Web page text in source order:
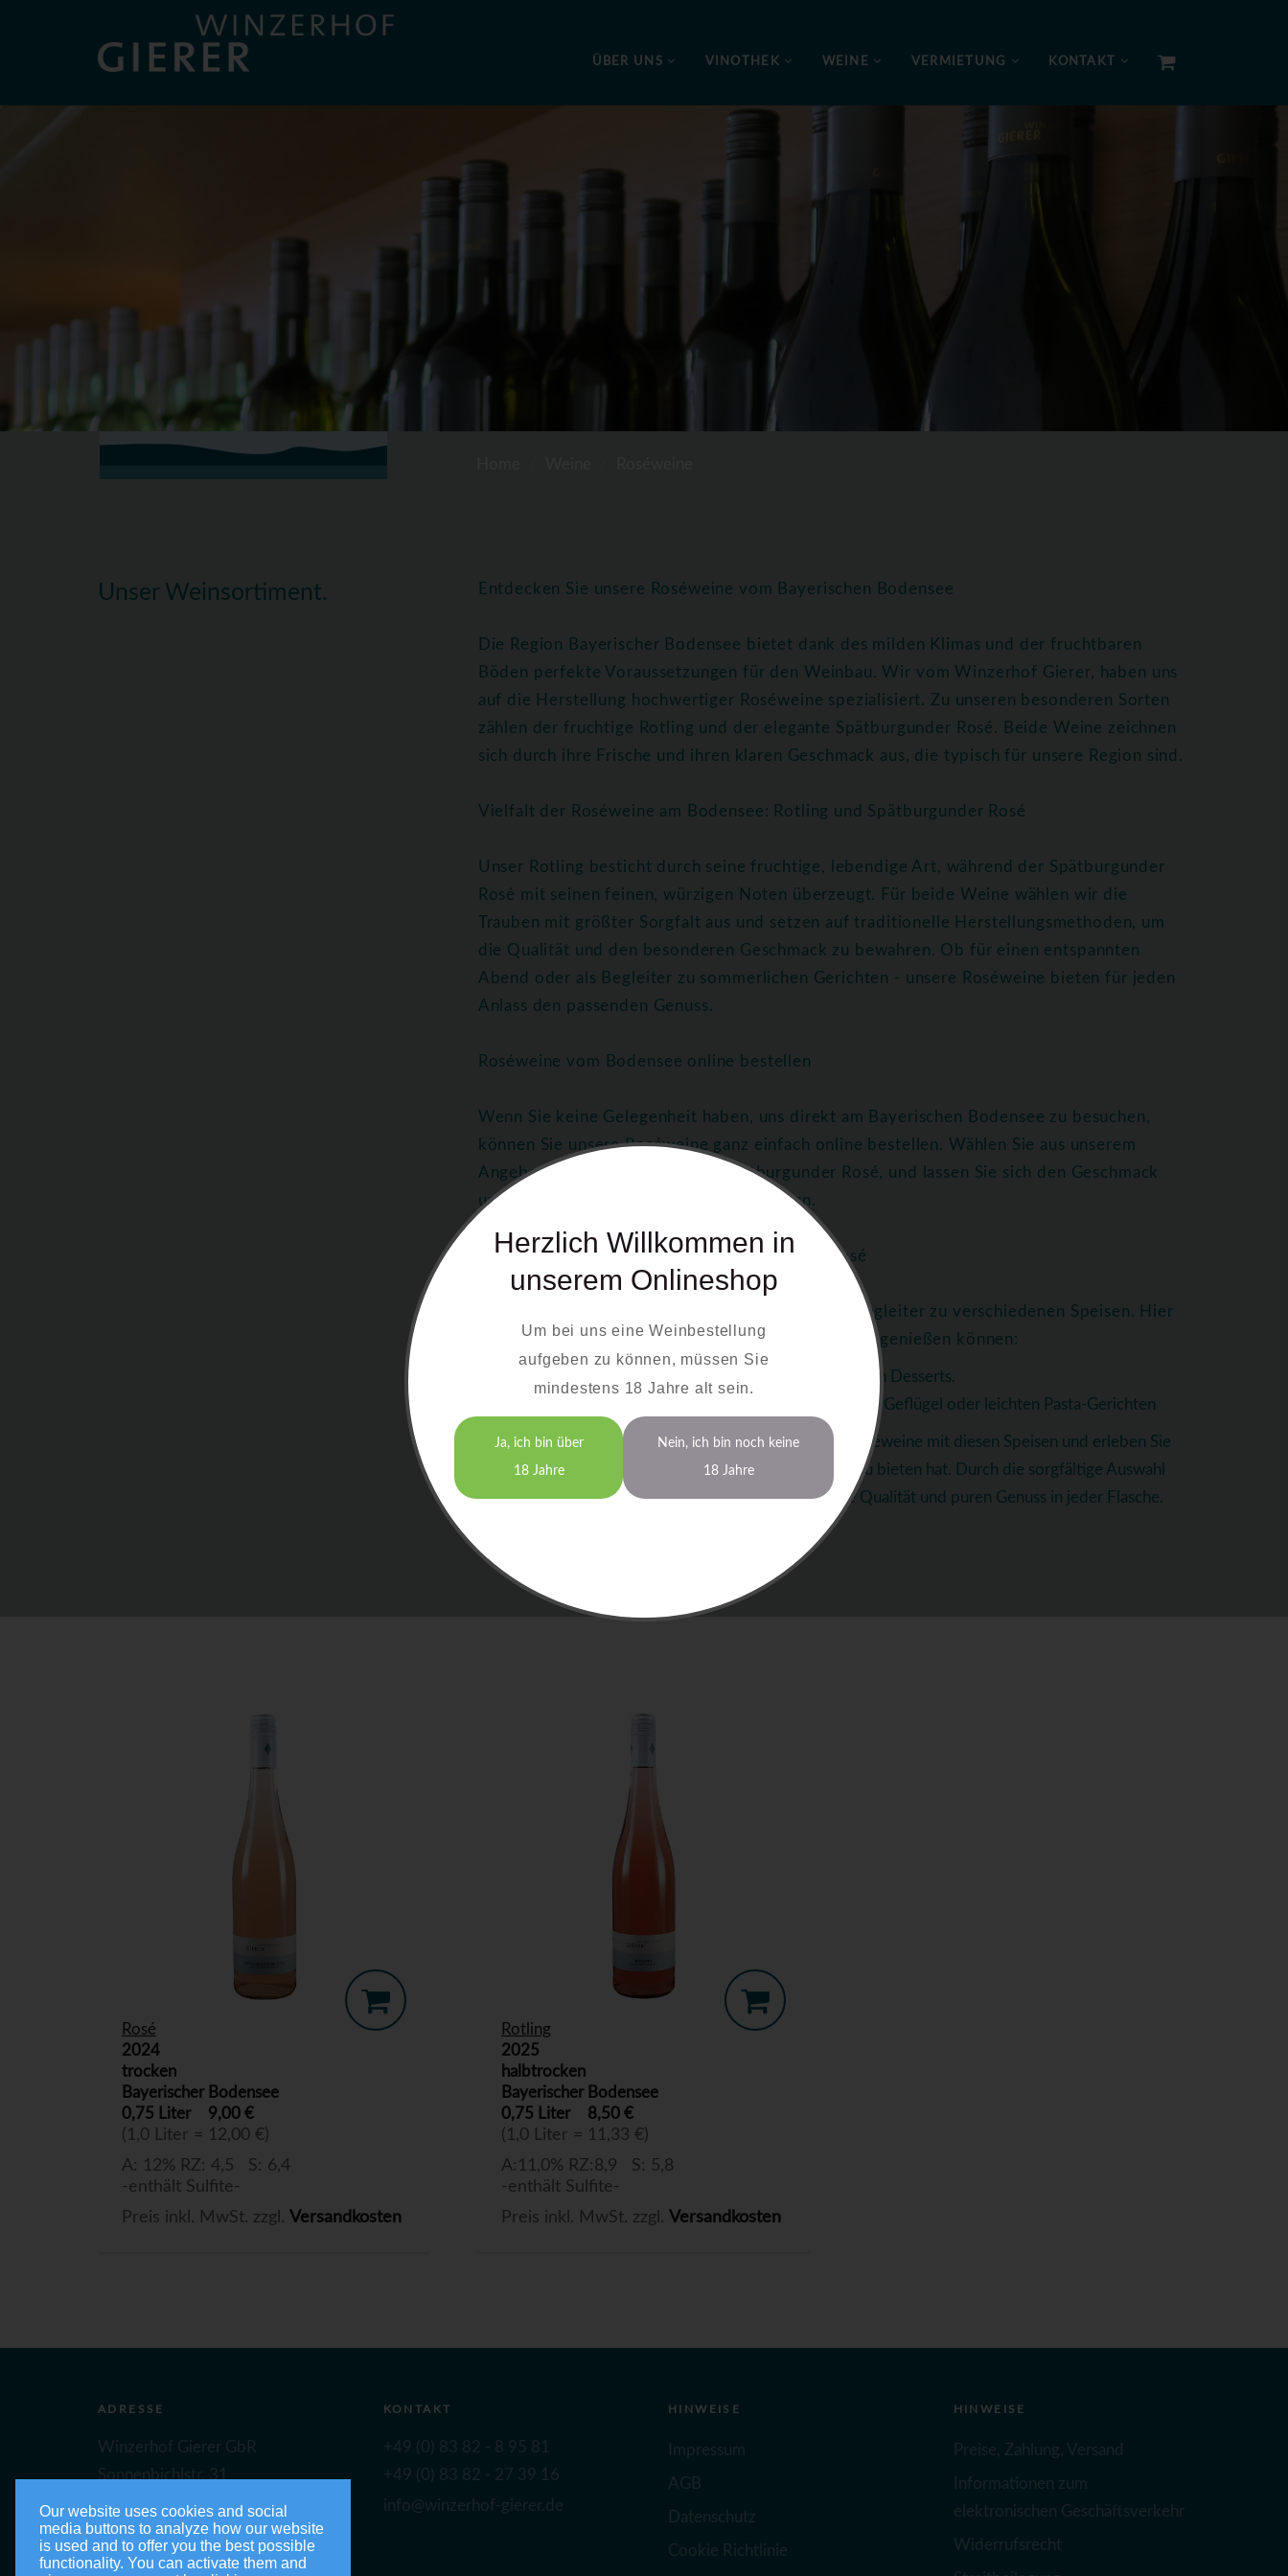
ÜBER UNS VINOTHEK WEINE VERMIETUNG KONTAKT
Unser Weinsortiment. Entdecken Sie unsere Roséweine vom Bayerischen Bodensee
Die Region Bayerischer Bodensee bietet dank des milden Klimas und der fruchtbaren
Böden perfekte Voraussetzungen für den Weinbau. Wir vom Winzerhof Gierer, haben uns
auf die Herstellung hochwertiger Roséweine spezialisiert. Zu unseren besonderen Sorten
zählen der fruchtige Rotling und der elegante Spätburgunder Rosé. Beide Weine zeichnen
sich durch ihre Frische und ihren klaren Geschmack aus, die typisch für unsere Region sind.
Vielfalt der Roséweine am Bodensee: Rotling und Spätburgunder Rosé
Unser Rotling besticht durch seine fruchtige, lebendige Art, während der Spätburgunder
Rosé mit seinen feinen, würzigen Noten überzeugt. Für beide Weine wählen wir die
Trauben mit größter Sorgfalt aus und setzen auf traditionelle Herstellungsmethoden, um
die Qualität und den besonderen Geschmack zu bewahren. Ob für einen entspannten
Abend oder als Begleiter zu sommerlichen Gerichten - unsere Roséweine bieten für jeden
Anlass den passenden Genuss.
Roséweine vom Bodensee online bestellen
Wenn Sie keine Gelegenheit haben, uns direkt am Bayerischen Bodensee zu besuchen,
können Sie unsere Roséweine ganz einfach online bestellen. Wählen Sie aus unserem
Angebot, darunter Rotling und Spätburgunder Rosé, und lassen Sie sich den Geschmack
unserer Region bequem nach Hause liefern.
Genuss-Tipps für Rotling und Spätburgunder Rosé
Unsere Roséweine eignen sich hervorragend als Begleiter zu verschiedenen Speisen. Hier
einige Empfehlungen, wie Sie die Weine am besten genießen können:
Perfekt zu würzigen Speisen oder fruchtigen Desserts.
Eine ideale Wahl zu gegrilltem Geflügel oder leichten Pasta-Gerichten
Probieren Sie die harmonische Kombination unserer Roséweine mit diesen Speisen und erleben Sie
die kulinarische Vielfalt, die der Bayerische Bodensee zu bieten hat. Durch die sorgfältige Auswahl
und Verarbeitung der Trauben garantieren wir höchste Qualität und puren Genuss in jeder Flasche.
Rosé
2024
trocken
Bayerischer Bodensee
0,75 Liter
9,00 €
(1,0 Liter = 12,00 €)
A: 12% RZ: 4,5 S: 6,4
-enthält Sulfite-
Preis inkl. MwSt. zzgl. Versandkosten
Rotling
2025
halbtrocken
Bayerischer Bodensee
0,75 Liter
8,50 €
(1,0 Liter = 11,33 €)
A:11,0% RZ:8,9 S: 5,8
-enthält Sulfite-
Preis inkl. MwSt. zzgl. Versandkosten
ADRESSE
Winzerhof Gierer GbR
Sonnenbichlstr. 31
88149 Nonnenhorn
KONTAKT
+49 (0) 83 82 - 8 95 81
+49 (0) 83 82 - 27 39 16
info@winzerhof-gierer.de
HINWEISE
Impressum
AGB
Datenschutz
Cookie Richtlinie
HINWEISE
Preise, Zahlung, Versand
Informationen zum
elektronischen Geschäftsverkehr
Widerrufsrecht
Herzlich Willkommen in
unserem Onlineshop
Um bei uns eine Weinbestellung
aufgeben zu können, müssen Sie
mindestens 18 Jahre alt sein.
Ja, ich bin über
18 Jahre
Nein, ich bin noch keine
18 Jahre
Our website uses cookies and social
media buttons to analyze how our website
is used and to offer you the best possible
functionality. You can activate them and